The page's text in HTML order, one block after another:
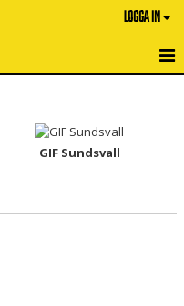
LOGGA IN
GIF Sundsvall